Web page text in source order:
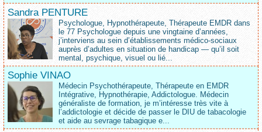
Sandra PENTURE
Psychologue, Hypnothérapeute, Thérapeute EMDR dans
le 77 Psychologue depuis une vingtaine d’années,
j’interviens au sein d’établissements médico‑sociaux
auprès d’adultes en situation de handicap — qu’il soit
mental, psychique, visuel ou lié...
Sophie VINAO
Médecin Psychothérapeute, Thérapeute en EMDR
Intégrative, Hypnothérapie, Addictologue. Médecin
généraliste de formation, je m’intéresse très vite à
l’addictologie et décide de passer le DIU de tabacologie
et aide au sevrage tabagique e...